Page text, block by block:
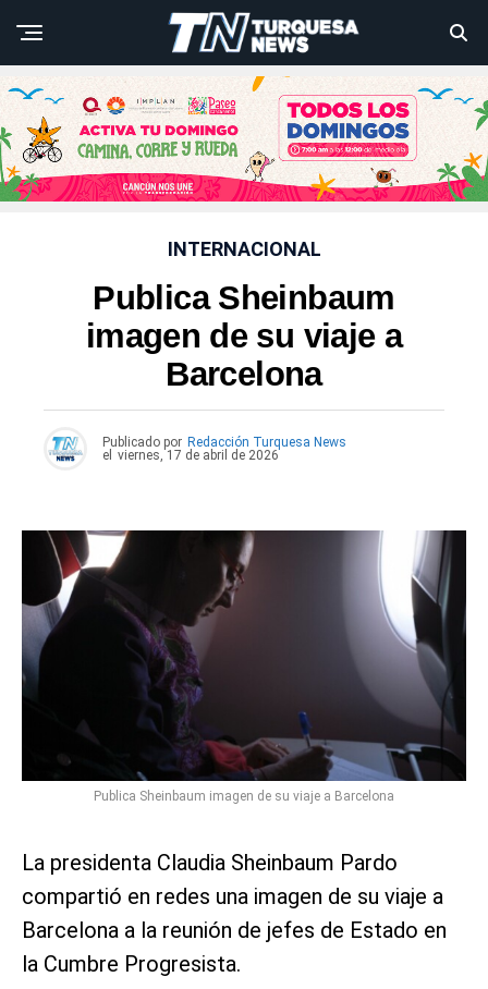
INTERNACIONAL
Publica Sheinbaum
imagen de su viaje a
Barcelona
Publicado por Redacción Turquesa News
el viernes, 17 de abril de 2026
Publica Sheinbaum imagen de su viaje a Barcelona
La presidenta Claudia Sheinbaum Pardo
compartió en redes una imagen de su viaje a
Barcelona a la reunión de jefes de Estado en
la Cumbre Progresista.